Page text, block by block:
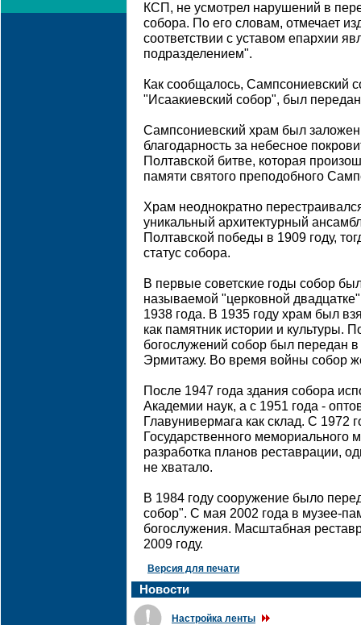
КСП, не усмотрел нарушений в
собора. По его словам, отмечает
соответствии с уставом епархии
подразделением".
Как сообщалось, Сампсониевский
"Исаакиевский собор", был
Сампсониевский храм был
благодарность за небесное
Полтавской битве, которая
памяти святого преподобного
Храм неоднократно
уникальный архитектурный
Полтавской победы в 1909 году,
статус собора.
В первые советские годы собор
называемой "церковной
1938 года. В 1935 году храм был
как памятник истории и культуры.
богослужений собор был передан
Эрмитажу. Во время войны собор
После 1947 года здания собора
Академии наук, а с 1951 года -
Главунивермага как склад. С 1972
Государственного мемориального
разработка планов реставрации,
не хватало.
В 1984 году сооружение было
собор". С мая 2002 года в музее-
богослужения. Масштабная
2009 году.
Версия для печати
Новости
Настройка ленты